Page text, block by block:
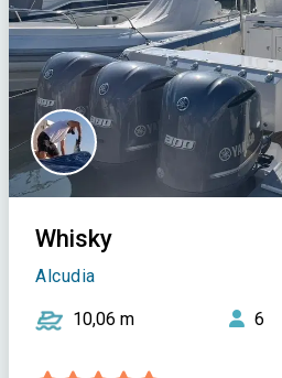
Whisky
Alcudia
10,06 m 6